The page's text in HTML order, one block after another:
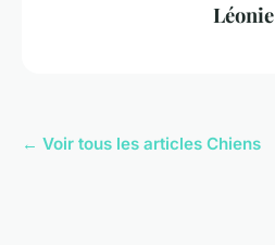
Léonie
← Voir tous les articles Chiens